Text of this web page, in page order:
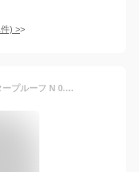
件) >
lancome ランコム ル スティロ ウォータープルーフ N 0.35g／ペンシルアイライナー 正規品 落ちにくい アイライナー ぼかせる アイライナー スモーキーアイ アイライナー ロングラスティング アイライナー 初心者向け アイライナー